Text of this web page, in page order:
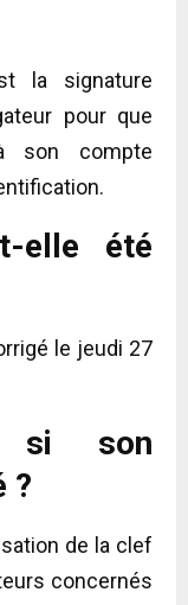
la signature
pour que
son compte
elle été
le jeudi 27
si son
?
de la clef
concernés